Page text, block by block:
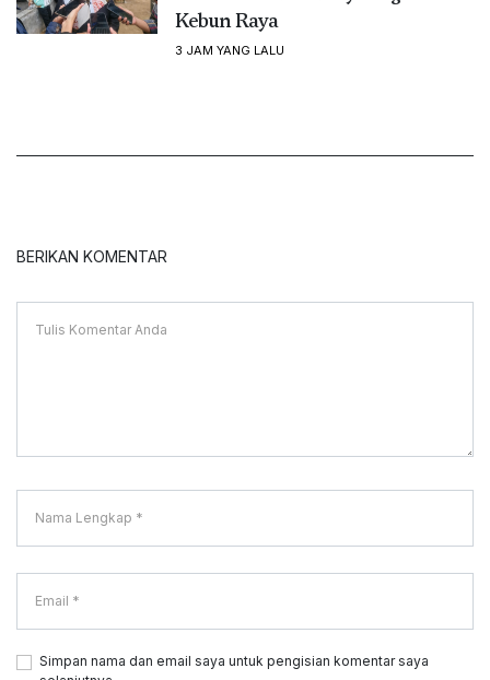
Kebun Raya
3 JAM YANG LALU
BERIKAN KOMENTAR
Simpan nama dan email saya untuk pengisian komentar saya